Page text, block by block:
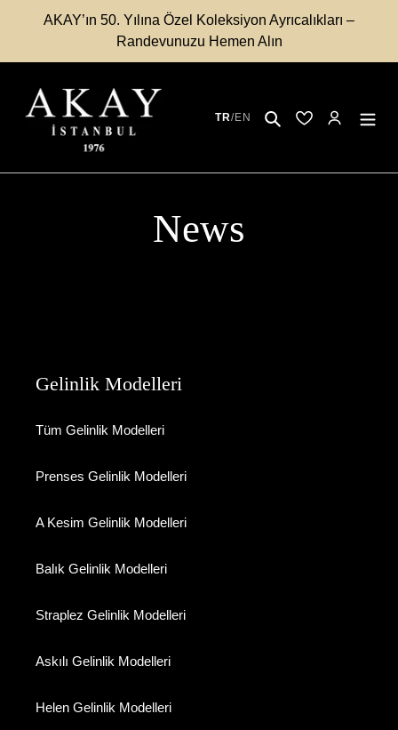
AKAY’ın 50. Yılına Özel Koleksiyon Ayrıcalıkları –
Randevunuzu Hemen Alın
TR/EN Ara
KayıtlıHesabım
News
Gelinlik Modelleri
Tüm Gelinlik Modelleri
Prenses Gelinlik Modelleri
A Kesim Gelinlik Modelleri
Balık Gelinlik Modelleri
Straplez Gelinlik Modelleri
Askılı Gelinlik Modelleri
Helen Gelinlik Modelleri